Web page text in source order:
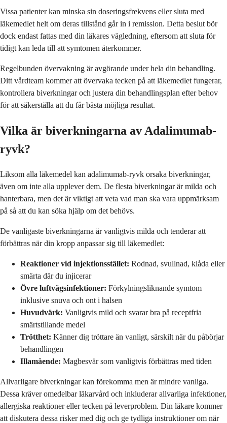
Vissa patienter kan minska sin doseringsfrekvens eller sluta med
läkemedlet helt om deras tillstånd går in i remission. Detta beslut bör
dock endast fattas med din läkares vägledning, eftersom att sluta för
tidigt kan leda till att symtomen återkommer.
Regelbunden övervakning är avgörande under hela din behandling.
Ditt vårdteam kommer att övervaka tecken på att läkemedlet fungerar,
kontrollera biverkningar och justera din behandlingsplan efter behov
för att säkerställa att du får bästa möjliga resultat.
Vilka är biverkningarna av Adalimumab-
ryvk?
Liksom alla läkemedel kan adalimumab-ryvk orsaka biverkningar,
även om inte alla upplever dem. De flesta biverkningar är milda och
hanterbara, men det är viktigt att veta vad man ska vara uppmärksam
på så att du kan söka hjälp om det behövs.
De vanligaste biverkningarna är vanligtvis milda och tenderar att
förbättras när din kropp anpassar sig till läkemedlet:
Reaktioner vid injektionsstället: Rodnad, svullnad, klåda eller
smärta där du injicerar
Övre luftvägsinfektioner: Förkylningsliknande symtom
inklusive snuva och ont i halsen
Huvudvärk: Vanligtvis mild och svarar bra på receptfria
smärtstillande medel
Trötthet: Känner dig tröttare än vanligt, särskilt när du påbörjar
behandlingen
Illamående: Magbesvär som vanligtvis förbättras med tiden
Allvarligare biverkningar kan förekomma men är mindre vanliga.
Dessa kräver omedelbar läkarvård och inkluderar allvarliga infektioner,
allergiska reaktioner eller tecken på leverproblem. Din läkare kommer
att diskutera dessa risker med dig och ge tydliga instruktioner om när